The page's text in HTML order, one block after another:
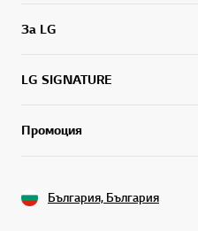
За LG
LG SIGNATURE
Промоция
България, България